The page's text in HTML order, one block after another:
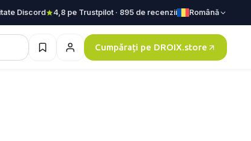
Discord 4,8 pe Trustpilot · 895 de recenzii Română
Cumpărați pe DROIX.store